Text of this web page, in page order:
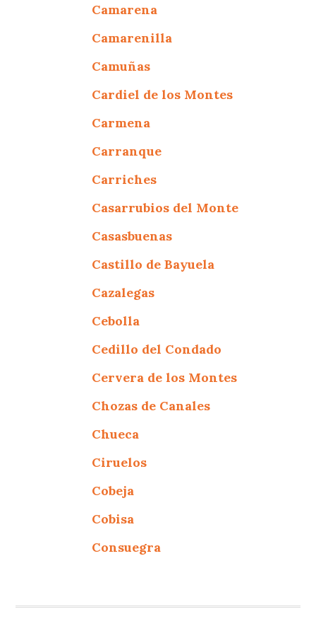
Camarena
Camarenilla
Camuñas
Cardiel de los Montes
Carmena
Carranque
Carriches
Casarrubios del Monte
Casasbuenas
Castillo de Bayuela
Cazalegas
Cebolla
Cedillo del Condado
Cervera de los Montes
Chozas de Canales
Chueca
Ciruelos
Cobeja
Cobisa
Consuegra